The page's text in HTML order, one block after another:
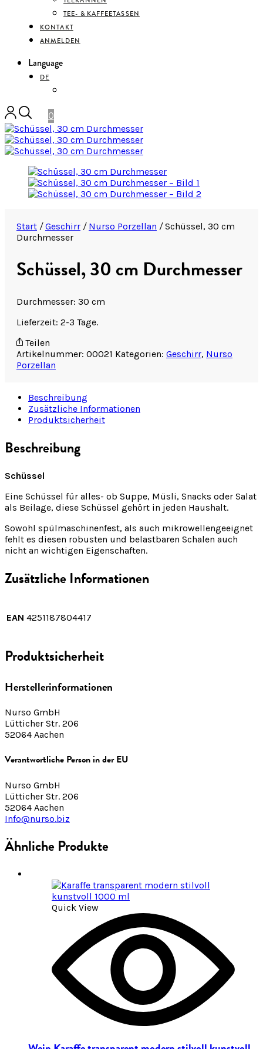
TEE- & KAFFEETASSEN
KONTAKT
ANMELDEN
Language
DE
0
Start / Geschirr / Nurso Porzellan /Schüssel, 30 cm
Durchmesser
Schüssel, 30 cm Durchmesser
Durchmesser: 30 cm
Lieferzeit: 2-3 Tage.
Teilen
Artikelnummer: 00021 Kategorien: Geschirr, Nurso
Porzellan
Beschreibung
Zusätzliche Informationen
Produktsicherheit
Beschreibung
Schüssel
Eine Schüssel für alles- ob Suppe, Müsli, Snacks oder Salat
als Beilage, diese Schüssel gehört in jeden Haushalt.
Sowohl spülmaschinenfest, als auch mikrowellengeeignet
fehlt es diesen robusten und belastbaren Schalen auch
nicht an wichtigen Eigenschaften.
Zusätzliche Informationen
EAN 4251187804417
Produktsicherheit
Herstellerinformationen
Nurso GmbH
Lütticher Str. 206
52064 Aachen
Verantwortliche Person in der EU
Nurso GmbH
Lütticher Str. 206
52064 Aachen
Info@nurso.biz
Ähnliche Produkte
Quick View